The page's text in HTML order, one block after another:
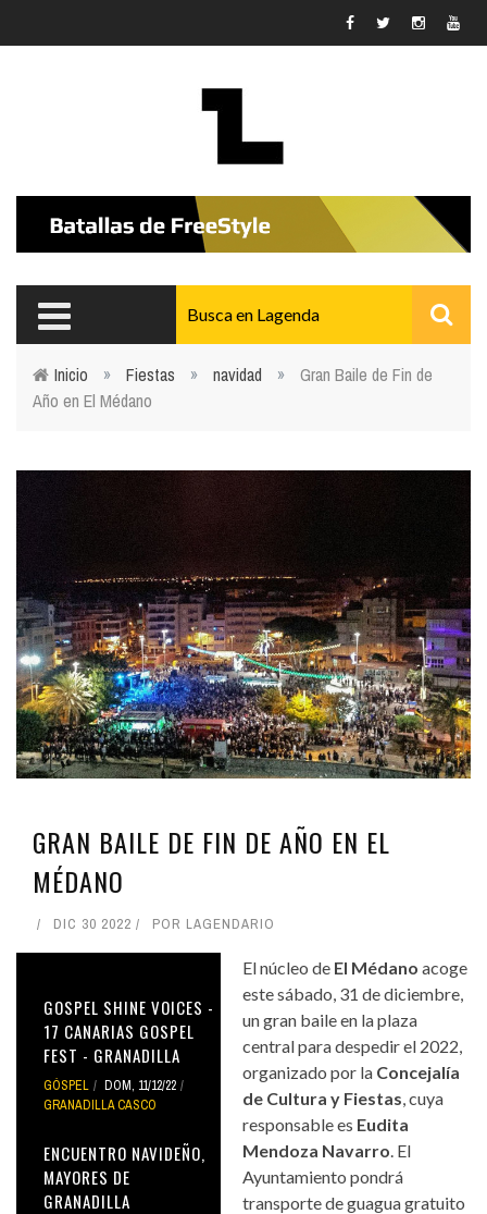
Usted está aquí
Inicio » Fiestas » navidad »
Gran Baile de Fin de
Año en El Médano
GRAN BAILE DE FIN DE AÑO EN EL
MÉDANO
DIC 30 2022 POR LAGENDARIO
GOSPEL SHINE VOICES -
17 CANARIAS GOSPEL
FEST - GRANADILLA
GÓSPEL
DOM, 11/12/22
GRANADILLA CASCO
ENCUENTRO NAVIDEÑO,
MAYORES DE
GRANADILLA
El núcleo de El Médano acoge
este sábado, 31 de diciembre,
un gran baile en la plaza
central para despedir el 2022,
organizado por la Concejalía
de Cultura y Fiestas, cuya
responsable es Eudita
Mendoza Navarro. El
Ayuntamiento pondrá
transporte de guagua gratuito